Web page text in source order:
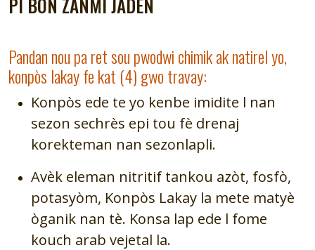
Pandan nou pa ret sou pwodwi chimik ak natirel yo,
konpòs lakay fe kat (4) gwo travay:
Konpòs ede te yo kenbe imidite l nan
sezon sechrès epi tou fè drenaj
korekteman nan sezonlapli.
Avèk eleman nitritif tankou azòt, fosfò,
potasyòm, Konpòs Lakay la mete matyè
òganik nan tè. Konsa lap ede l fome
kouch arab vejetal la.